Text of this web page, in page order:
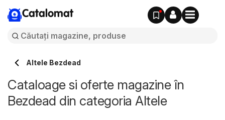
Catalomat
Altele Bezdead
Cataloage si oferte magazine în
Bezdead din categoria Altele